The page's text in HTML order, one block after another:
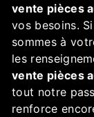
vente pièces
vos besoins.
sommes à
les
vente pièces
tout notre
renforce